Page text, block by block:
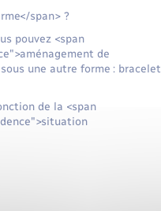
span> ?
pouvez <span
de
une autre forme : bracelet
de la <span